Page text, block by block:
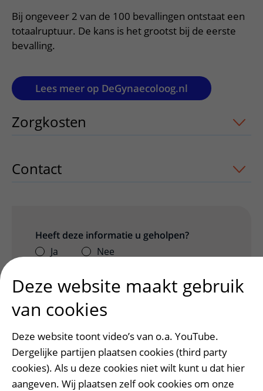
Zorgverleners
Onze verpleegafdelingen
Onze faciliteiten
Samen met kinderen en ouders
Regels en rechten
Wachttijden
Werken in het WKZ
Onze Foundation
Virtuele plattegrond
Werken bij het WKZ
Steun het WKZ
Bij ongeveer 2 van de 100 bevallingen ontstaat een
totaalruptuur. De kans is het grootst bij de eerste
bevalling.
Lees meer op DeGynaecoloog.nl
Zorgkosten uitklapper, klik om te
Contact uitklapper, klik om te openen
Heeft deze informatie u geholpen?
Ja
Nee
Deze website maakt gebruik
van cookies
Deze website toont video’s van o.a. YouTube.
Dergelijke partijen plaatsen cookies (third party
cookies). Als u deze cookies niet wilt kunt u dat hier
aangeven. Wij plaatsen zelf ook cookies om onze